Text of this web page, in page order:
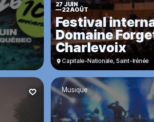
27 JUIN
—22 AOÛT
Festival
Domaine
Charlevoix
Capitale-Nationale, Saint-Irénée
Musique